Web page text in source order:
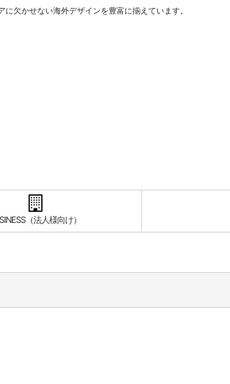
欠かせない海外デザインを豊富に揃えています。
（法人様向け）